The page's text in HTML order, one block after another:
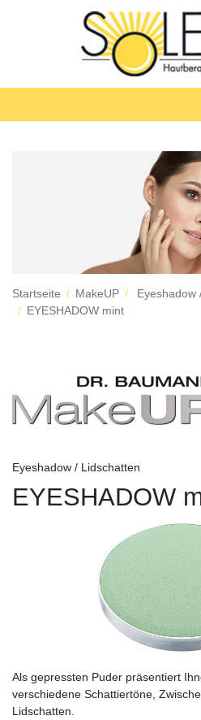
Startseite MakeUP
Eyeshadow
EYESHADOW mint
Eyeshadow / Lidschatten
EYESHADOW
Als gepressten Puder präsentiert
verschiedene Schattiertöne,
Lidschatten.